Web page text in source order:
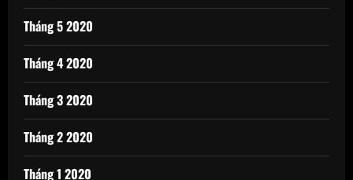
Tháng 5 2020
Tháng 4 2020
Tháng 3 2020
Tháng 2 2020
Tháng 1 2020